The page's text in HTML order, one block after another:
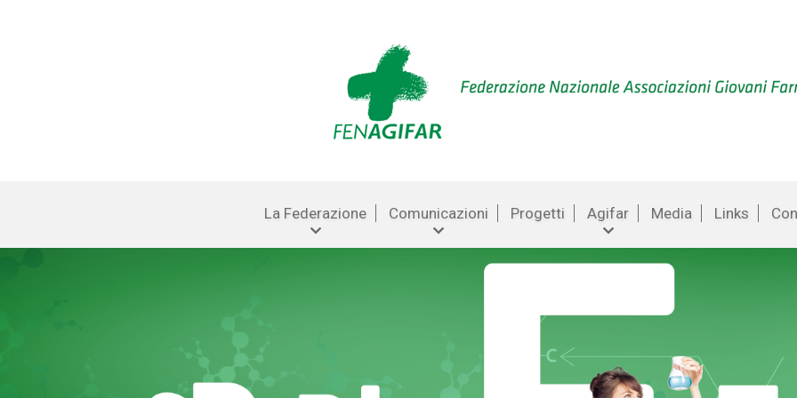
La Federazione Comunicazioni Progetti Agifar Media Links